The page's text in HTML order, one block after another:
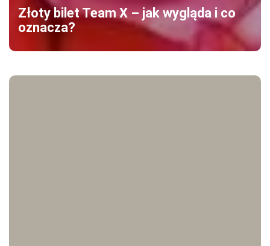
Złoty bilet Team X – jak wygląda i co
oznacza?